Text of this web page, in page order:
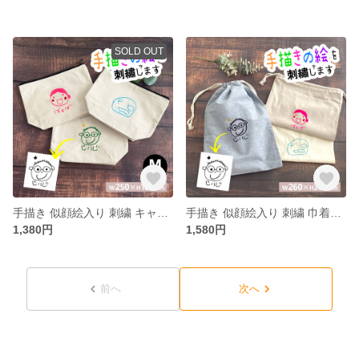
SOLD OUT
1,380円
1,580円
前へ 次へ